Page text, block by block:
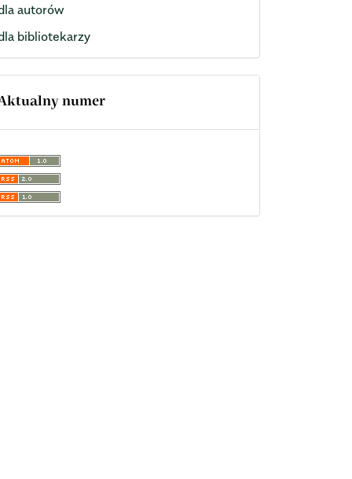
autorów
bibliotekarzy
numer